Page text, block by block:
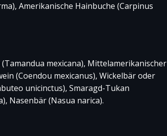
Amerikanische Hainbuche (Carpinus
mexicana), Mittelamerikanischer
(Coendou mexicanus), Wickelbär oder
unicinctus), Smaragd-Tukan
Nasenbär (Nasua narica).